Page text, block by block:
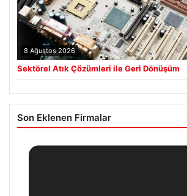
8 Ağustos 2026
Sektörel Atık Çözümleri ile Geri Dönüşüm
Son Eklenen Firmalar